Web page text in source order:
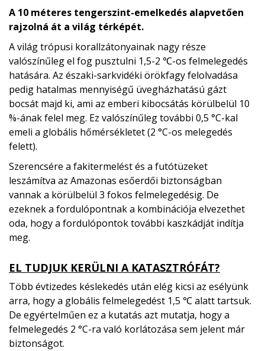
A 10 méteres tengerszint-emelkedés alapvetően
rajzolná át a világ térképét.
A világ trópusi korallzátonyainak nagy része
valószínűleg el fog pusztulni 1,5-2 ℃-os felmelegedés
hatására. Az északi-sarkvidéki örökfagy felolvadása
pedig hatalmas mennyiségű üvegházhatású gázt
bocsát majd ki, ami az emberi kibocsátás körülbelül 10
%-ának felel meg. Ez valószínűleg további 0,5 °C-kal
emeli a globális hőmérsékletet (2 °C-os melegedés
felett).
Szerencsére a fakitermelést és a futótüzeket
leszámítva az Amazonas esőerdői biztonságban
vannak a körülbelül 3 fokos felmelegedésig. De
ezeknek a fordulópontnak a kombinációja elvezethet
oda, hogy a fordulópontok további kaszkádját indítja
meg.
EL TUDJUK KERÜLNI A KATASZTRÓFÁT?
Több évtizedes késlekedés után elég kicsi az esélyünk
arra, hogy a globális felmelegedést 1,5 ℃ alatt tartsuk.
De egyértelműen ez a kutatás azt mutatja, hogy a
felmelegedés 2 °C-ra való korlátozása sem jelent már
biztonságot.